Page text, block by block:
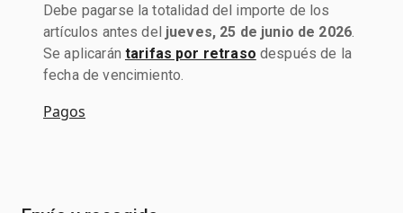
Debe pagarse la totalidad del importe de los
artículos antes del jueves, 25 de junio de 2026
Se aplicarán tarifas por retraso después de la
fecha de vencimiento.
Pagos